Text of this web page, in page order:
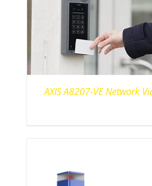
AXIS A8207-VE Network